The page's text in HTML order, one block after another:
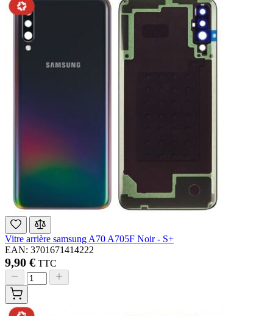
Vitre arrière samsung A70 A705F Noir - S+
EAN: 3701671414222
9,90 € TTC